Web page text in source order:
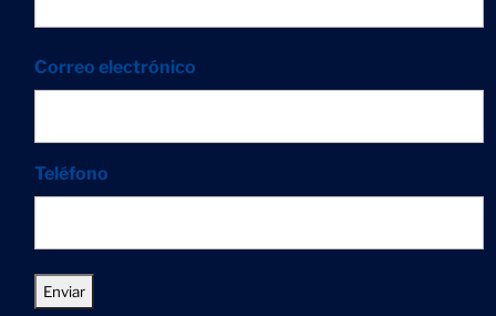
Correo electrónico
Teléfono